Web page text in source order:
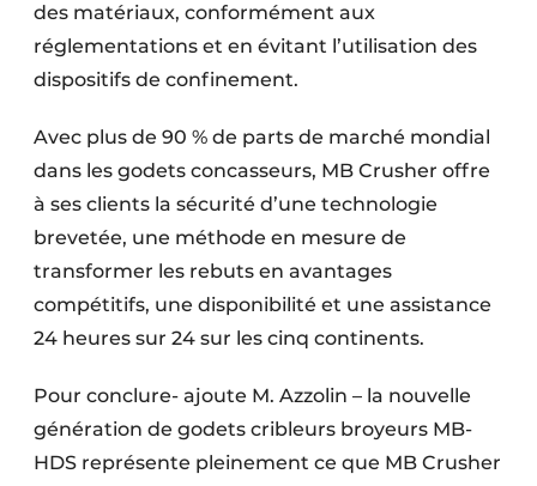
des matériaux, conformément aux
réglementations et en évitant l’utilisation des
dispositifs de confinement.
Avec plus de 90 % de parts de marché mondial
dans les godets concasseurs, MB Crusher offre
à ses clients la sécurité d’une technologie
brevetée, une méthode en mesure de
transformer les rebuts en avantages
compétitifs, une disponibilité et une assistance
24 heures sur 24 sur les cinq continents.
Pour conclure- ajoute M. Azzolin – la nouvelle
génération de godets cribleurs broyeurs MB-
HDS représente pleinement ce que MB Crusher